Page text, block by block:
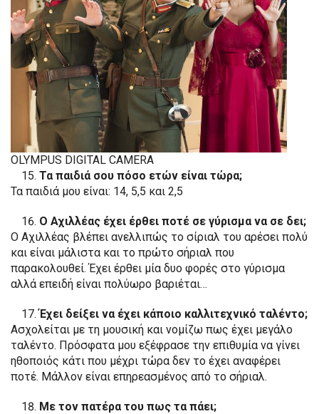
OLYMPUS DIGITAL CAMERA
Τα παιδιά σου πόσο ετών είναι τώρα;
Τα παιδιά μου είναι: 14, 5,5 και 2,5
Ο Αχιλλέας έχει έρθει ποτέ σε γύρισμα να σε δει;
Ο Αχιλλέας βλέπει ανελλιπώς το σίριαλ του αρέσει πολύ
και είναι μάλιστα και το πρώτο σήριαλ που
παρακολουθεί. Έχει έρθει μία δυο φορές στο γύρισμα
αλλά επειδή είναι πολύωρο βαριέται…
Έχει δείξει να έχει κάποιο καλλιτεχνικό ταλέντο;
Ασχολείται με τη μουσική και νομίζω πως έχει μεγάλο
ταλέντο. Πρόσφατα μου εξέφρασε την επιθυμία να γίνει
ηθοποιός κάτι που μέχρι τώρα δεν το έχει αναφέρει
ποτέ. Μάλλον είναι επηρεασμένος από το σήριαλ.
Με τον πατέρα του πως τα πάει;